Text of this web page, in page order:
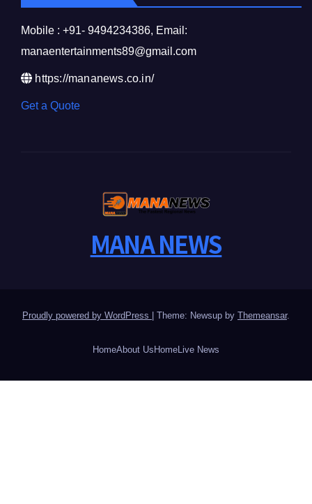
Mobile : +91- 9494234386, Email:
manaentertainments89@gmail.com
https://mananews.co.in/
Get a Quote
MANA NEWS
Proudly powered by WordPress Theme: Newsup by Themeansar.
HomeAbout UsHomeLive News